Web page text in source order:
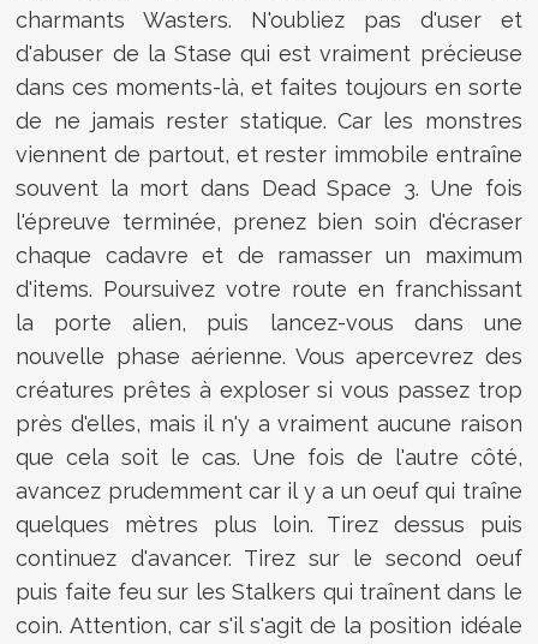
charmants Wasters. N'oubliez pas d'user et
d'abuser de la Stase qui est vraiment précieuse
dans ces moments-là, et faites toujours en sorte
de ne jamais rester statique. Car les monstres
viennent de partout, et rester immobile entraîne
souvent la mort dans Dead Space 3. Une fois
l'épreuve terminée, prenez bien soin d'écraser
chaque cadavre et de ramasser un maximum
d'items. Poursuivez votre route en franchissant
la porte alien, puis lancez-vous dans une
nouvelle phase aérienne. Vous apercevrez des
créatures prêtes à exploser si vous passez trop
près d'elles, mais il n'y a vraiment aucune raison
que cela soit le cas. Une fois de l'autre côté,
avancez prudemment car il y a un oeuf qui traîne
quelques mètres plus loin. Tirez dessus puis
continuez d'avancer. Tirez sur le second oeuf
puis faite feu sur les Stalkers qui traînent dans le
coin. Attention, car s'il s'agit de la position idéale